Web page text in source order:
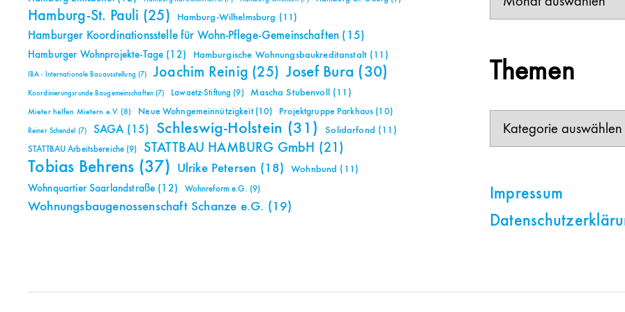
Hamburg-St. Pauli (25) Hamburg-Wilhelmsburg (11)
Hamburger Koordinationsstelle für Wohn-Pflege-Gemeinschaften (15)
Hamburger Wohnprojekte-Tage (12) Hamburgische Wohnungsbaukreditanstalt (11)
IBA - Internationale Bauausstellung (7) Joachim Reinig (25) Josef Bura (30)
Koordinierungsrunde Baugemeinschaften(7) Lawaetz-Stiftung (9) Mascha Stubenvoll (11)
Mieter helfen Mietern e.V. (8) Neue Wohngemeinnützigkeit(10) Projektgruppe Parkhaus (10)
Reiner Schendel (7) SAGA (15) Schleswig-Holstein (31) Solidarfond (11)
STATTBAU Arbeitsbereiche (9) STATTBAU HAMBURG GmbH (21)
Tobias Behrens (37) Ulrike Petersen (18) Wohnbund (11)
Wohnquartier Saarlandstraße (12) Wohnreform e.G. (9)
Wohnungsbaugenossenschaft Schanze e.G. (19)
Themen
Impressum